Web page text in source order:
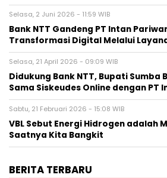
Selasa, 2 Juni 2026 - 11:59 WIB
Bank NTT Gandeng PT Intan
Transformasi Digital Melalui
Selasa, 21 April 2026 - 09:09 WIB
Didukung Bank NTT, Bupati Sumba
Sama Siskeudes Online dengan PT
Sabtu, 21 Februari 2026 - 15:08 WIB
VBL Sebut Energi Hidrogen adalah
Saatnya Kita Bangkit
BERITA TERBARU